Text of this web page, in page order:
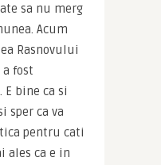
sa nu merg
Acum
Rasnovului
fost
bine ca si
sper ca va
pentru cati
ales ca e in